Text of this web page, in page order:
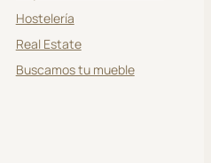
Hostelería
Real Estate
Buscamos tu mueble